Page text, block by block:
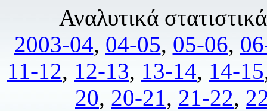
Αναλυτικά
2003-04, 04-05, 05-06,
11-12, 12-13, 13-14, 14-15
20, 20-21, 21-22,